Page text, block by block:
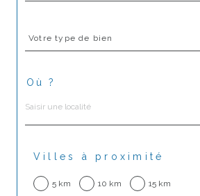
d'offre
Votre type de bien
Où ?
Villes à proximité
5 km 10 km 15 km